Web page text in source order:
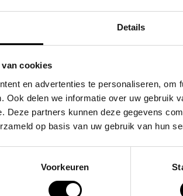
Details
cookies
en advertenties te personaliseren, om
Ook delen we informatie over uw gebruik
Deze partners kunnen deze gegevens
op basis van uw gebruik van hun
Voorkeuren
koffer / trolley /
reiskoffer 75 cm (large)